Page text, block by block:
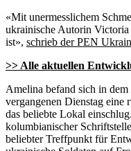
«Mit unermesslichem
ukrainische Autorin Victoria
ist», schrieb der PEN
>> Alle aktuellen
Amelina befand sich in
vergangenen Dienstag eine
das beliebte Lokal
kolumbianischer
beliebter Treffpunkt für